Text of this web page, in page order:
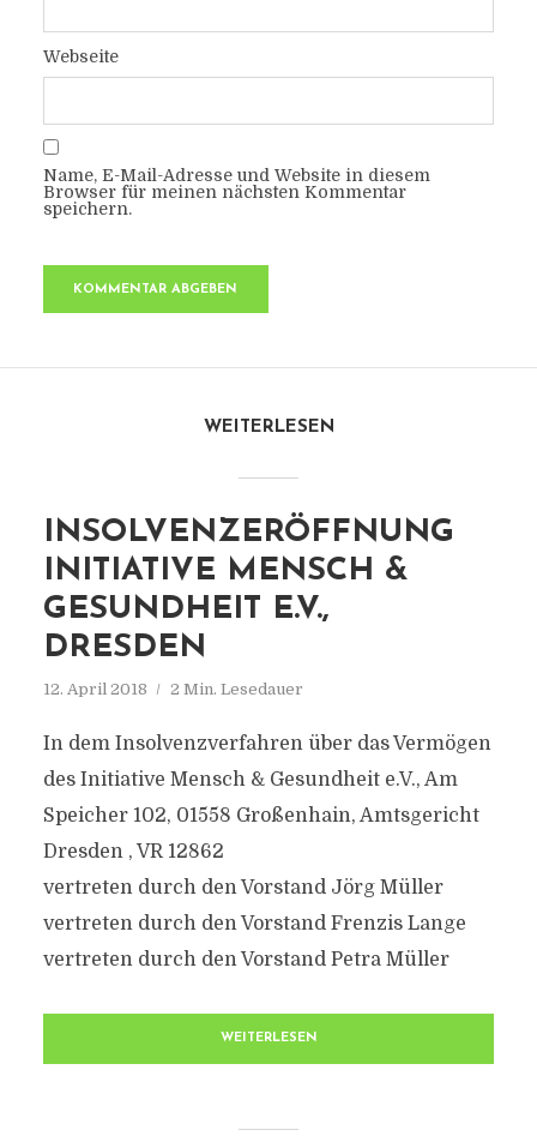
Webseite
Name, E-Mail-Adresse und Website in diesem
Browser für meinen nächsten Kommentar
speichern.
WEITERLESEN
INSOLVENZERÖFFNUNG
INITIATIVE MENSCH &
GESUNDHEIT E.V.,
DRESDEN
12. April 2018 2 Min. Lesedauer
In dem Insolvenzverfahren über das Vermögen
des Initiative Mensch & Gesundheit e.V., Am
Speicher 102, 01558 Großenhain, Amtsgericht
Dresden , VR 12862
vertreten durch den Vorstand Jörg Müller
vertreten durch den Vorstand Frenzis Lange
vertreten durch den Vorstand Petra Müller
WEITERLESEN